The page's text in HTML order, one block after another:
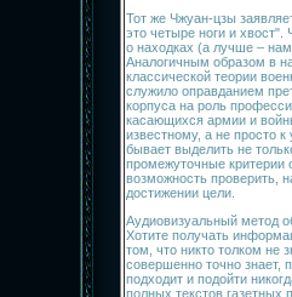
Тот же Чжуан-цзы
это четыре ноги и
о находках (а лучше –
Аналогичным образом в
классической теории
служило оправданием
корпуса на роль
касающихся армии и
известному, а не просто
бывает выделить не
промежуточные критерии
возможность проверить,
достижении цели.
Аудиовизуальный метод
Хотите получать
том, что никто толком не
совершенно точно знает,
подходит и подойти
полных текстов газетных